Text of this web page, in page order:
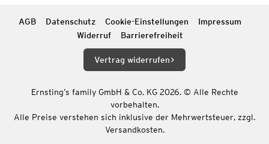
AGB Datenschutz Cookie-Einstellungen
Impressum
Widerruf
Barrierefreiheit
Vertrag widerrufen
Ernsting’s family GmbH & Co. KG 2026. © Alle Rechte
vorbehalten.
Alle Preise verstehen sich inklusive der Mehrwertsteuer, zzgl.
Versandkosten.